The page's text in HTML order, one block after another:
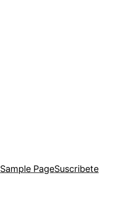
Sample PageSuscribete